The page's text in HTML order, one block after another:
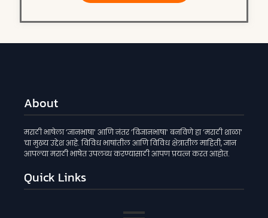
About
मराठी भाषेला ‘ज्ञानभाषा‘ आणि नंतर ‘विज्ञानभाषा‘ बनविणे हा ‘मराठी शाळा‘
चा मुख्य उद्देश आहे. विविध भाषांतील आणि विविध क्षेत्रातील माहिती, ज्ञान
आपल्या मराठी भाषेत उपलब्ध करण्यासाठी आपण प्रयत्न करत आहोत.
Quick Links